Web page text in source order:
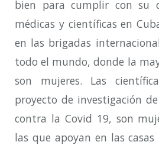
bien para cumplir con su
médicas y científicas en
en las brigadas
todo el mundo, donde la
son mujeres. Las
proyecto de investigación
contra la Covid 19, son
las que apoyan en las